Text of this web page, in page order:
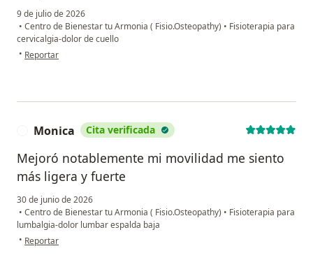
9 de julio de 2026
• Centro de Bienestar tu Armonia ( Fisio.Osteopathy) • Fisioterapia para
cervicalgia-dolor de cuello
• en opinión del usuario Nathalia
Reportar
Monica Cita verificada
Mejoró notablemente mi movilidad me siento
más ligera y fuerte
30 de junio de 2026
• Centro de Bienestar tu Armonia ( Fisio.Osteopathy) • Fisioterapia para
lumbalgia-dolor lumbar espalda baja
• en opinión del usuario Monica
Reportar